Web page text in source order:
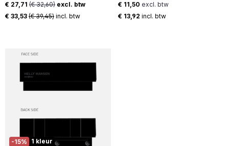
Polyester 31% Elastaan
Verkoopprijs:
€ 27,71 (€ 32,60) excl. btw
€ 33,53 (€ 39,45) incl. btw
isolatiematerialen kunt snijden.
De handgreep is gemaakt uit 2
Normale prijs:
€ 11,50 excl. btw
€ 13,92 incl. btw
-15% 1 kleur